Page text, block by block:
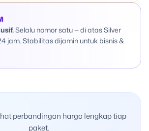
Selalu nomor satu — di atas Silver
jam. Stabilitas dijamin untuk bisnis &
perbandingan harga lengkap tiap
paket.